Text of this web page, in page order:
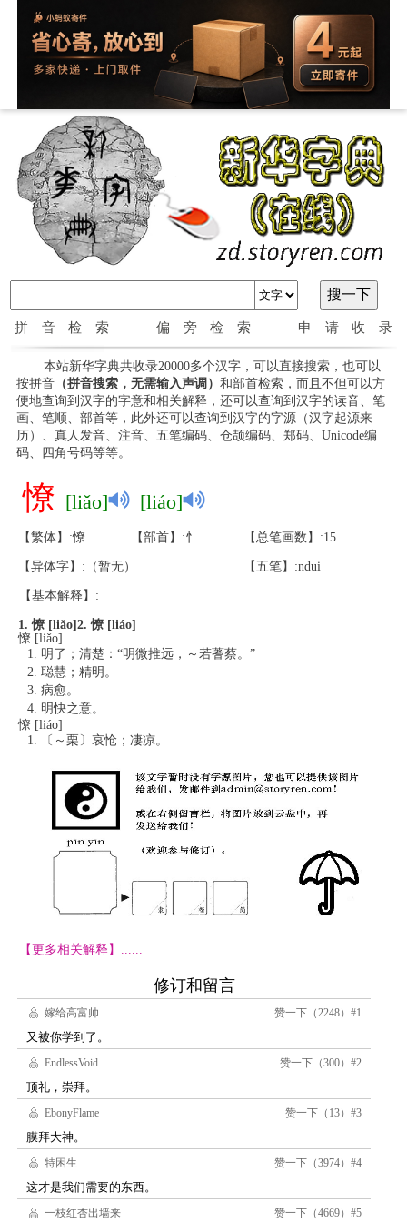
拼音检索 偏旁检索 申请收录
本站新华字典共收录20000多个汉字，可以直接搜索，也可以
按拼音（拼音搜索，无需输入声调） 和部首检索，而且不但可以方
便地查询到汉字的字意和相关解释，还可以查询到汉字的读音、笔
画、笔顺、部首等，此外还可以查询到汉字的字源（汉字起源来
历）、真人发音、注音、五笔编码、仓颉编码、郑码、Unicode编
码、四角号码等等。
憭 [liǎo] [liáo]
【繁体】:憭 【部首】:忄 【总笔画数】:15
【异体字】:（暂无） 【五笔】:ndui
【基本解释】:
1. 憭 [liǎo] 2. 憭 [liáo]
憭 [liǎo]
明了；清楚：“明微推远，～若蓍蔡。”
聪慧；精明。
病愈。
明快之意。
憭 [liáo]
〔～栗〕哀怆；凄凉。
【更多相关解释】......